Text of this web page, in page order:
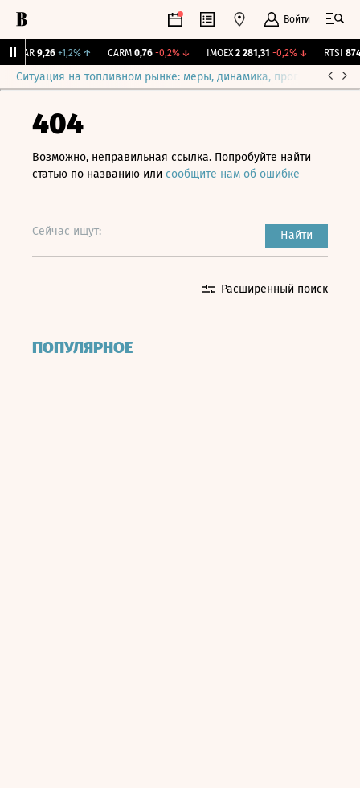
Войти
UTAR 9,26 +1,2%↑ CARM 0,76 -0,2%↓ IMOEX 2 281,31 -0,2%↓ RTSI
Ситуация на топливном рынке: меры, динамика, прогнозы
404
Возможно, неправильная ссылка. Попробуйте найти
статью по названию или сообщите нам об ошибке
Сейчас ищут: Найти
Расширенный поиск
ПОПУЛЯРНОЕ